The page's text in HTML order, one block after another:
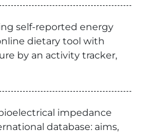
self-reported energy
dietary tool with
by an activity tracker,
impedance
database: aims,